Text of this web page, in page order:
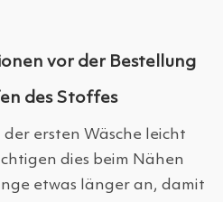
vor der Bestellung
des Stoffes
ersten Wäsche leicht
dies beim Nähen
etwas länger an, damit